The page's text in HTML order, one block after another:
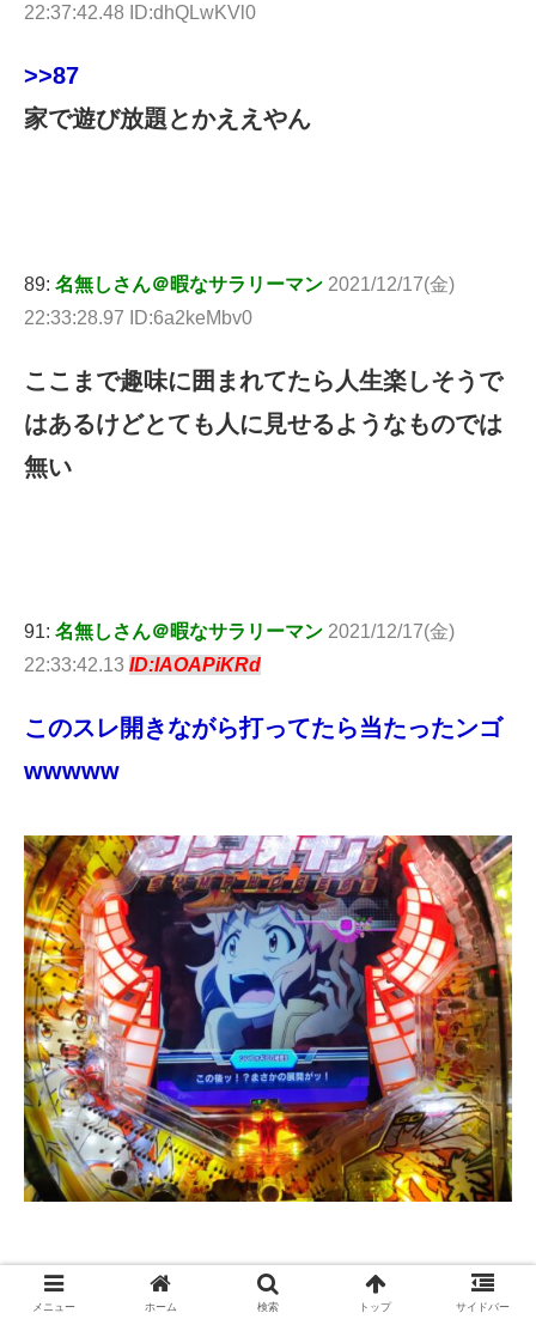
22:37:42.48 ID:dhQLwKVl0
>>87
家で遊び放題とかええやん
89: 名無しさん＠暇なサラリーマン 2021/12/17(金)
22:33:28.97 ID:6a2keMbv0
ここまで趣味に囲まれてたら人生楽しそうで
はあるけどとても人に見せるようなものでは
無い
91: 名無しさん＠暇なサラリーマン 2021/12/17(金)
22:33:42.13 ID:IAOAPiKRd
このスレ開きながら打ってたら当たったンゴ
wwwww
メニュー ホーム 検索 トップ サイドバー